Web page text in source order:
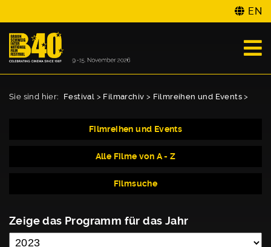
EN
Sie sind hier: Festival > Filmarchiv > Filmreihen und Events >
Filmreihen und Events
Alle Filme von A - Z
Filmsuche
Zeige das Programm für das Jahr